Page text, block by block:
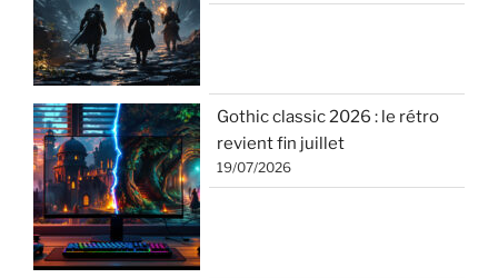
Gothic classic 2026 : le rétro
revient fin juillet
19/07/2026